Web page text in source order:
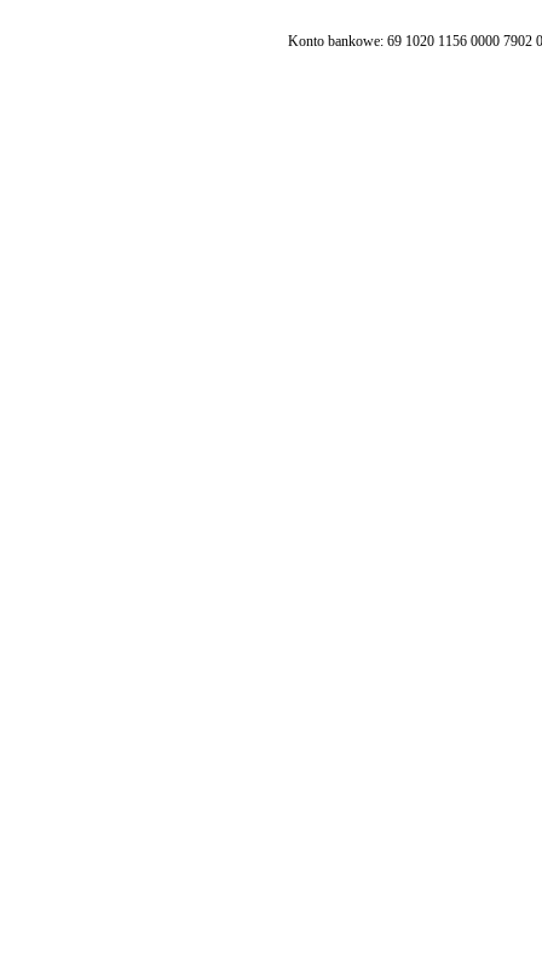
Konto bankowe: 69 1020 1156 0000 7902